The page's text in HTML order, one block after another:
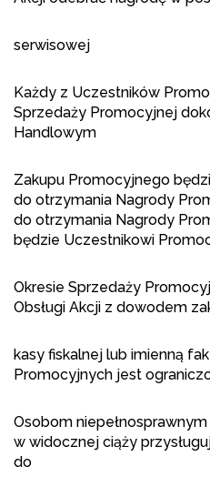
serwisowej
Każdy z Uczestników
Sprzedaży Promocyjnej
Handlowym
Zakupu Promocyjnego
do otrzymania Nagrody
do otrzymania Nagrody
będzie Uczestnikowi
Okresie Sprzedaży
Obsługi Akcji z dowodem
kasy fiskalnej lub imienną
Promocyjnych jest
Osobom
w widocznej ciąży
do